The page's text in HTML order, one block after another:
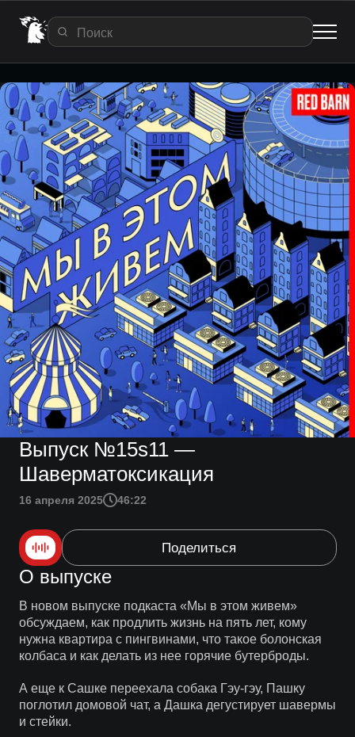
Выпуск №15s11 —
Шаверматоксикация
16 апреля 2025 46:22
Поделиться
О выпуске
В новом выпуске подкаста «Мы в этом живем»
обсуждаем, как продлить жизнь на пять лет, кому
нужна квартира с пингвинами, что такое болонская
колбаса и как делать из нее горячие бутерброды.
А еще к Сашке переехала собака Гэу-гэу, Пашку
поглотил домовой чат, а Дашка дегустирует шавермы
и стейки.